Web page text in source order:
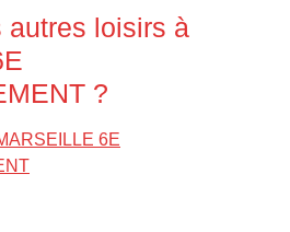
autres loisirs à
?
6E